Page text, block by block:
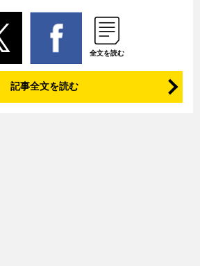
全文を読む
記事全文を読む